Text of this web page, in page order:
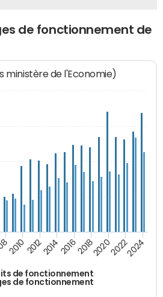
de fonctionnement de
ministère de l'Economie)
de fonctionnement
de fonctionnement
2010 2012201420162018202020222024